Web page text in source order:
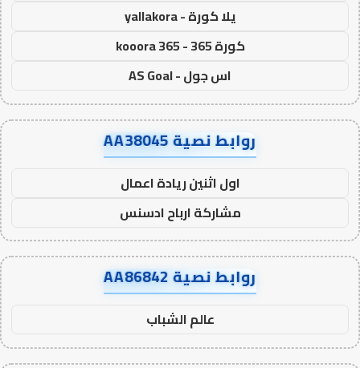
يلا كورة - yallakora
كورة 365 - kooora 365
اس جول - AS Goal
روابط نصية AA38045
اول اثنين ريادة اعمال
مشاركة ارباح ادسنس
روابط نصية AA86842
عالم الشباب